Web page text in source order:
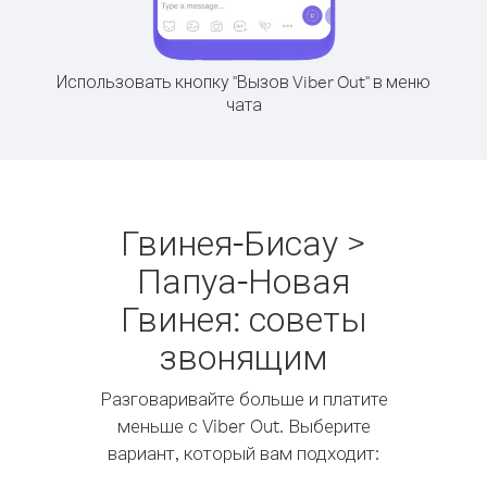
Использовать кнопку "Вызов Viber Out" в меню
чата
Гвинея-Бисау >
Папуа-Новая
Гвинея: советы
звонящим
Разговаривайте больше и платите
меньше с Viber Out. Выберите
вариант, который вам подходит: